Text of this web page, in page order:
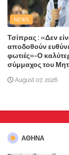
NEWS
Τσίπρας : «Δεν
αποδοθούν
φωτιές»-Ο
σύμμαχος του
August 07, 2026
ΑΘΗΝΑ